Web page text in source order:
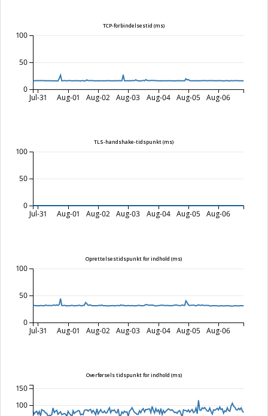
TCP-forbindelsestid (ms)
Jul-31 Aug-01 Aug-02 Aug-03 Aug-04 Aug-05 Aug-06
0
50
100
TLS-handshake-tidspunkt (ms)
Jul-31 Aug-01 Aug-02 Aug-03 Aug-04 Aug-05 Aug-06
0
50
100
Oprettelsestidspunkt for indhold (ms)
Jul-31 Aug-01 Aug-02 Aug-03 Aug-04 Aug-05 Aug-06
0
50
100
Overførsels tidspunkt for indhold (ms)
100
150